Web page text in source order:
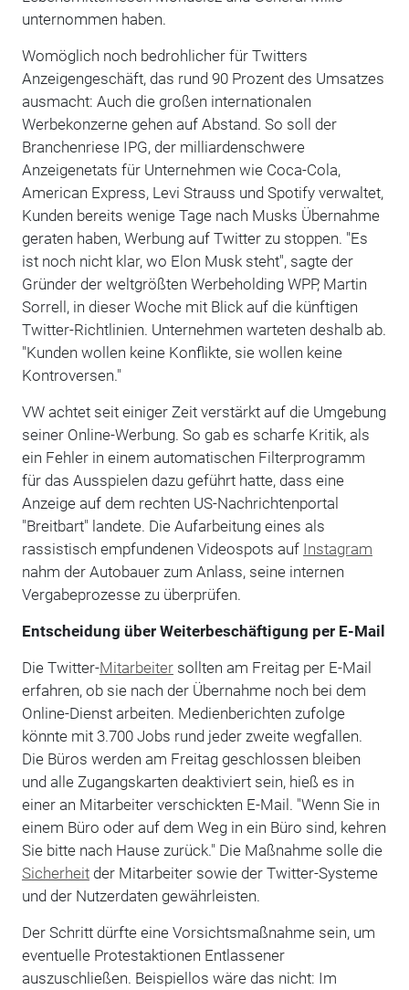
unternommen haben.
Womöglich noch bedrohlicher für Twitters
Anzeigengeschäft, das rund 90 Prozent des Umsatzes
ausmacht: Auch die großen internationalen
Werbekonzerne gehen auf Abstand. So soll der
Branchenriese IPG, der milliardenschwere
Anzeigenetats für Unternehmen wie Coca-Cola,
American Express, Levi Strauss und Spotify verwaltet,
Kunden bereits wenige Tage nach Musks Übernahme
geraten haben, Werbung auf Twitter zu stoppen. "Es
ist noch nicht klar, wo Elon Musk steht", sagte der
Gründer der weltgrößten Werbeholding WPP, Martin
Sorrell, in dieser Woche mit Blick auf die künftigen
Twitter-Richtlinien. Unternehmen warteten deshalb ab.
"Kunden wollen keine Konflikte, sie wollen keine
Kontroversen."
VW achtet seit einiger Zeit verstärkt auf die Umgebung
seiner Online-Werbung. So gab es scharfe Kritik, als
ein Fehler in einem automatischen Filterprogramm
für das Ausspielen dazu geführt hatte, dass eine
Anzeige auf dem rechten US-Nachrichtenportal
"Breitbart" landete. Die Aufarbeitung eines als
rassistisch empfundenen Videospots auf Instagram
nahm der Autobauer zum Anlass, seine internen
Vergabeprozesse zu überprüfen.
Entscheidung über Weiterbeschäftigung per E-Mail
Die Twitter-Mitarbeitersollten am Freitag per E-Mail
erfahren, ob sie nach der Übernahme noch bei dem
Online-Dienst arbeiten. Medienberichten zufolge
könnte mit 3.700 Jobs rund jeder zweite wegfallen.
Die Büros werden am Freitag geschlossen bleiben
und alle Zugangskarten deaktiviert sein, hieß es in
einer an Mitarbeiter verschickten E-Mail. "Wenn Sie in
einem Büro oder auf dem Weg in ein Büro sind, kehren
Sie bitte nach Hause zurück." Die Maßnahme solle die
Sicherheitder Mitarbeiter sowie der Twitter-Systeme
und der Nutzerdaten gewährleisten.
Der Schritt dürfte eine Vorsichtsmaßnahme sein, um
eventuelle Protestaktionen Entlassener
auszuschließen. Beispiellos wäre das nicht: Im